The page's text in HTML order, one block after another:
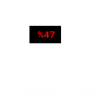
%47